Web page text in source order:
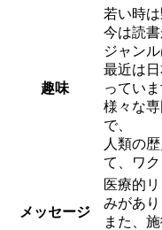
趣味
若い時
今は読
ジャン
最近は
っていま
様々な
で、
人類の
て、ワク
メッセージ
医療的
みがあり
また、